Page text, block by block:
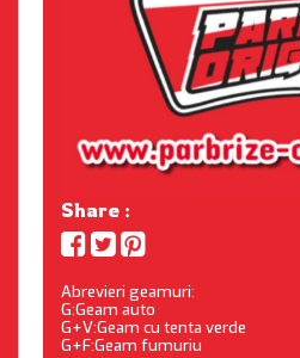
Share :
Abrevieri geamuri:
G:Geam auto
G+V:Geam cu tenta verde
G+F:Geam fumuriu